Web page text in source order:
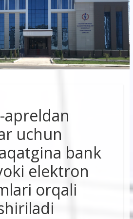
apreldan
uchun
bank
elektron
orqali